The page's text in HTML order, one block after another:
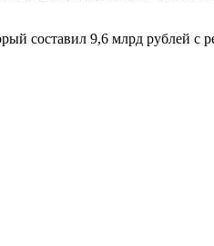
составил 9,6 млрд рублей с